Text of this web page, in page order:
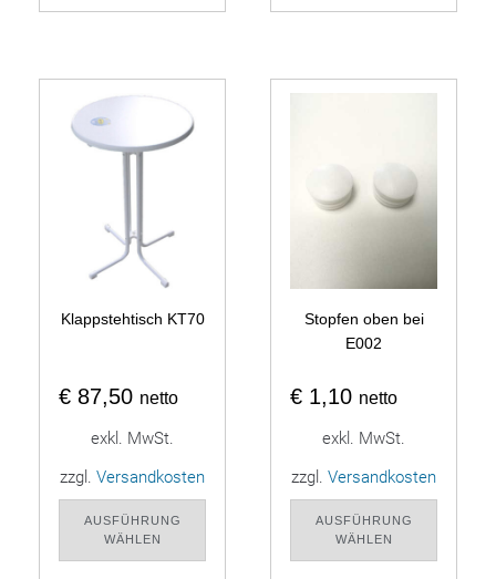
Klappstehtisch KT70
€ 87,50 netto
exkl. MwSt.
zzgl. Versandkosten
AUSFÜHRUNG
WÄHLEN
Stopfen oben bei
E002
€ 1,10 netto
exkl. MwSt.
zzgl. Versandkosten
AUSFÜHRUNG
WÄHLEN